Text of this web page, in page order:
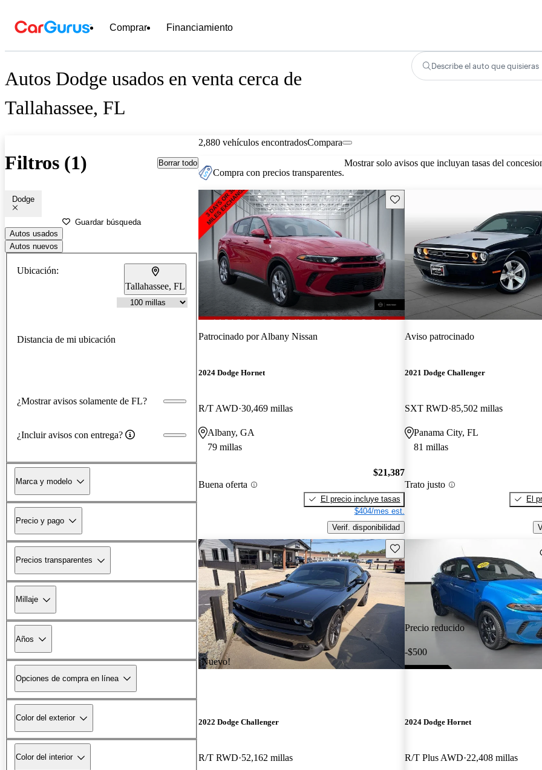
Comprar Financiamiento
Autos Dodge usados en venta cerca de
Tallahassee, FL
Describe el auto que quisieras
Filtros (1) Borrar todo
Dodge
Guardar búsqueda
Autos usados
Autos nuevos
Ubicación:
Tallahassee, FL
Distancia de mi ubicación
¿Mostrar avisos solamente de FL?
¿Incluir avisos con entrega?
Marca y modelo
Precio y pago
Precios transparentes
Millaje
Años
Opciones de compra en línea
Color del exterior
Color del interior
2,880 vehículos encontradosCompara
Compra con precios transparentes.
Mostrar solo avisos que incluyan tasas del
Guarda este Aviso
Patrocinado porAlbany Nissan
2024 Dodge Hornet
R/T AWD 30,469 millas
Albany, GA
79 millas
Buena oferta
$21,387
El precio incluye tasas
$404/mes est.
Verif. disponibilidad
Aviso patrocinado
2021 Dodge Challenger
SXT RWD 85,502 millas
Panama City, FL
81 millas
Trato justo
El
¡Nuevo!
Guarda este Aviso
2022 Dodge Challenger
R/T RWD 52,162 millas
Precio reducido
-$500
2024 Dodge Hornet
R/T Plus AWD 22,408 millas